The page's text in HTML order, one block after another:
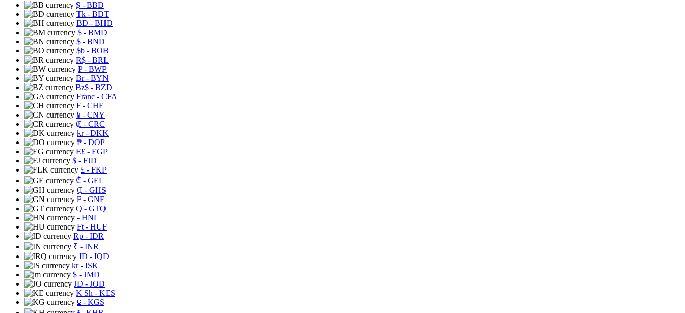
$ - BBD
Tk - BDT
BD - BHD
$ - BMD
$ - BND
$b - BOB
R$ - BRL
P- BWP
Br- BYN
Bz$ - BZD
Franc - CFA
₣ - CHF
¥ - CNY
₡ - CRC
kr- DKK
₱ - DOP
E£ - EGP
$ - FJD
£ - FKP
₾ - GEL
₵ - GHS
₣ - GNF
Q - GTQ
- HNL
Ft - HUF
Rp - IDR
₹ - INR
ID - IQD
kr- ISK
$ - JMD
JD - JOD
K Sh - KES
⃀ - KGS